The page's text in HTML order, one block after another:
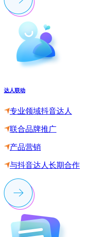
达人联动
专业领域抖音达人
联合品牌推广
产品营销
与抖音达人长期合作